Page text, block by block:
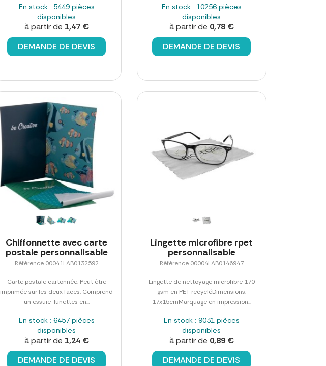
En stock : 5449 pièces
disponibles
à partir de 1,47 €
DEMANDE DE DEVIS
En stock : 10256 pièces
disponibles
à partir de 0,78 €
DEMANDE DE DEVIS
Chiffonnette avec carte
postale personnalisable
Référence 00041LAB0132592
Carte postale cartonnée. Peut être
imprimée sur les deux faces. Comprend
un essuie-lunettes en...
En stock : 6457 pièces
disponibles
à partir de 1,24 €
DEMANDE DE DEVIS
Lingette microfibre rpet
personnalisable
Référence 00004LAB0146947
Lingette de nettoyage microfibre 170
gsm en PET recycléDimensions:
17x15cmMarquage en impression...
En stock : 9031 pièces
disponibles
à partir de 0,89 €
DEMANDE DE DEVIS